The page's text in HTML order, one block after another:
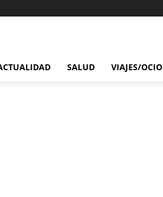
SALUD VIAJES/OCIO